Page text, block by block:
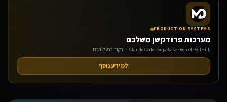
PRODUCTION SYSTEMS
מערכות פרודקשן משלכם
Claude Code · Supabase · Vercel · GitHub — הקוד בבעלותכם
למידע נוסף